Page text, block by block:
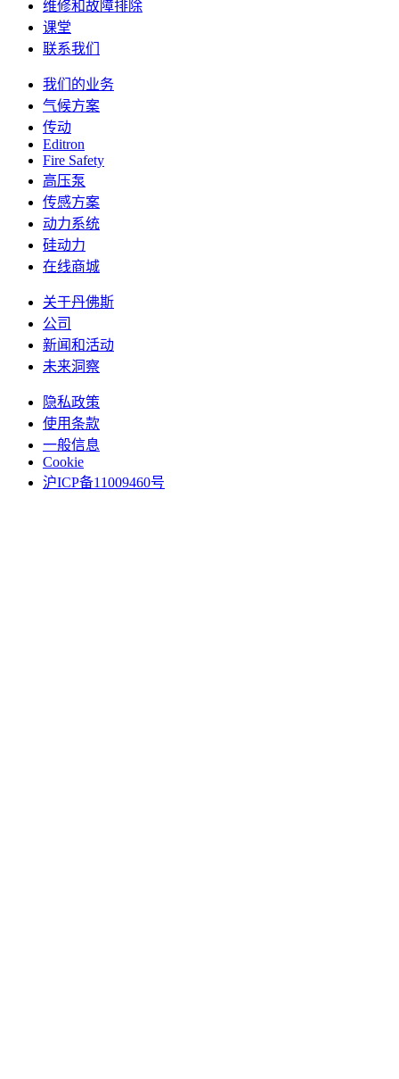
维修和故障排除
课堂
联系我们
我们的业务
气候方案
传动
Editron
Fire Safety
高压泵
传感方案
动力系统
硅动力
在线商城
关于丹佛斯
公司
新闻和活动
未来洞察
隐私政策
使用条款
一般信息
Cookie
沪ICP备11009460号